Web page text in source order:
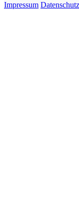
Impressum Datenschutz